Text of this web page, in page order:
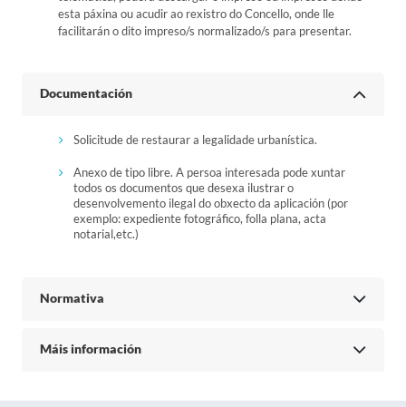
esta páxina ou acudir ao rexistro do Concello, onde lle
facilitarán o dito impreso/s normalizado/s para presentar.
Documentación
Solicitude de restaurar a legalidade urbanística.
Anexo de tipo libre. A persoa interesada pode xuntar
todos os documentos que desexa ilustrar o
desenvolvemento ilegal do obxecto da aplicación (por
exemplo: expediente fotográfico, folla plana, acta
notarial,etc.)
Normativa
Máis información